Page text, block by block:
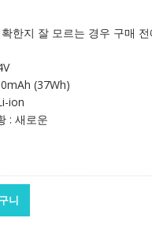
격:
한지 잘 모르는 경우 구매
(37Wh)
ion
: 새로운
니